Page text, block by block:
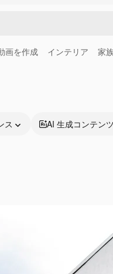
画を作成 インテリア 家
ス AI 生成コンテンツ